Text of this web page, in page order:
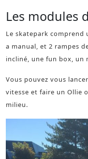
Les modules
Le skatepark comprend
a manual, et 2 rampes
incliné, une fun box, un
Vous pouvez vous
vitesse et faire un Ollie
milieu.